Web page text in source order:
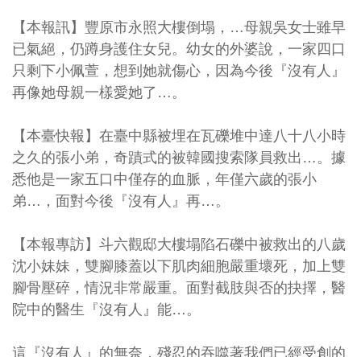
【本報訊】豐原市永照大樓倒塌，…母親吳女士雖早
已氣絕，仍蹲身護住女兒。幼女的外婆說，一家四口
只剩下小佩萱，想到她就傷心，因為今後『沒有人』
再像她母親一樣愛她了…。
【本臺快報】在臺中縣被埋在瓦礫堆中達八十八小時
之久的張小弟，奇蹟式的被韓國搜索隊員救出…。據
悉他是一家五口中僅存的血脈，年僅六歲的張小
弟…，面對今後『沒有人』再…。
【本報專訪】斗六觀邸大樓塌陷石礫中被救出的八歲
沈小妹妹，雙腳膝蓋以下肌肉細胞嚴重壞死，加上雙
腳骨壓碎，情況非常嚴重。面對截肢與否的抉擇，醫
院中的醫生『沒有人』能…。
這『沒有人』的無奈，殘忍的吞噬著我們已經受創的